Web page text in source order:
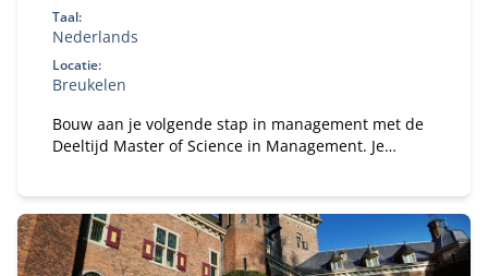
Taal:
Nederlands
Locatie:
Breukelen
Bouw aan je volgende stap in management met de
Deeltijd Master of Science in Management. Je
strategisch inzicht. Zo ontwikkel je jezelf tot een
leider of ondernemer die richting geeft,
verantwoordelijkheid neemt en oog houdt voor